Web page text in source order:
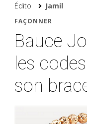
Édito Jamil
FAÇONNER
Bauce
les
son